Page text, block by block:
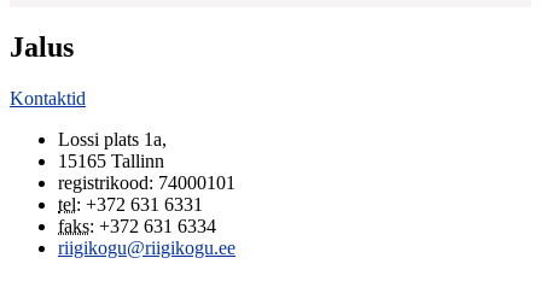
Jalus
Kontaktid
Lossi plats 1a,
15165 Tallinn
registrikood: 74000101
tel: +372 631 6331
faks: +372 631 6334
riigikogu@riigikogu.ee